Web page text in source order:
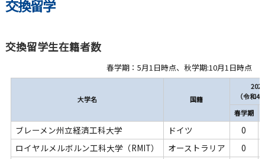
交換留学
交換留学生在籍者数
春学期：5月1日時点、秋学期:10月1日時点
大学名 国籍
2022
（令和4
春学期
ブレーメン州立経済工科大学 ドイツ
0
ロイヤルメルボルン工科大学（RMIT）
オーストラリア
0